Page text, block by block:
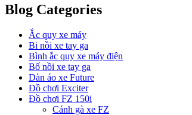
Blog Categories
Ắc quy xe máy
Bi nồi xe tay ga
Bình ắc quy xe máy điện
Bố nồi xe tay ga
Dàn áo xe Future
Đồ chơi Exciter
Đồ chơi FZ 150i
Cánh gà xe FZ